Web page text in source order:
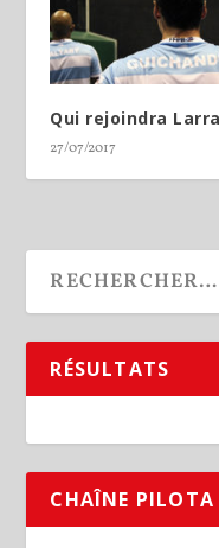
Qui rejoindra
27/07/2017
RÉSULTATS
CHAÎNE